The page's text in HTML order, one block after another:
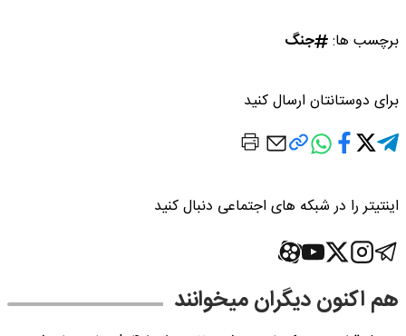
برچسب ها: جنگ
برای دوستانتان ارسال کنید
اینتیتر را در شبکه های اجتماعی دنبال کنید
هم اکنون دیگران میخوانند